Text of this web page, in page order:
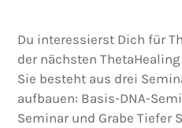
Du interessierst Dich für
der nächsten
Sie besteht aus drei
aufbauen: Basis-DNA-
Seminar und Grabe Tiefer